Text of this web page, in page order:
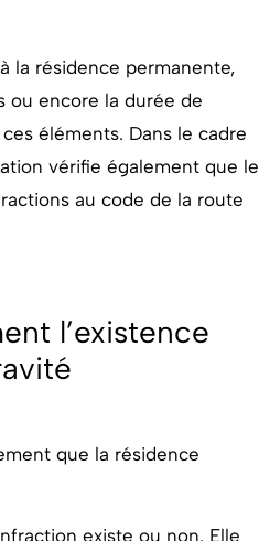
la résidence permanente,
ou encore la durée de
éléments. Dans le cadre
vérifie également que le
au code de la route
l’existence
que la résidence
existe ou non. Elle